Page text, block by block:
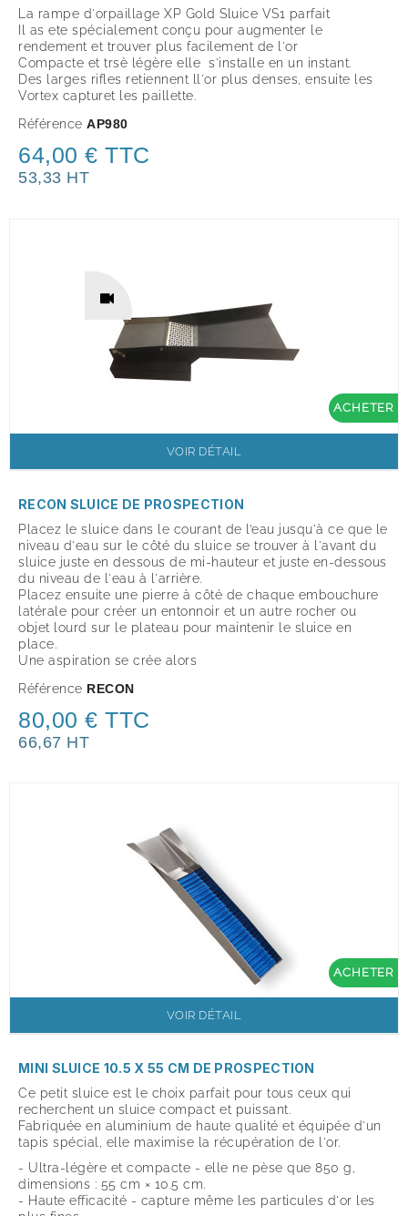
La rampe d'orpaillage XP Gold Sluice VS1 parfait
Il as ete spécialement conçu pour augmenter le
rendement et trouver plus facilement de l'or
Compacte et trsè légère elle s'installe en un instant.
Des larges rifles retiennent ll'or plus denses, ensuite les
Vortex capturet les paillette.
Référence AP980
64,00 € TTC
53,33 HT
ACHETER
VOIR DÉTAIL
RECON SLUICE DE PROSPECTION
Placez le sluice dans le courant de l’eau jusqu'à ce que le
niveau d'eau sur le côté du sluice se trouver à l'avant du
sluice juste en dessous de mi-hauteur et juste en-dessous
du niveau de l'eau à l'arrière.
Placez ensuite une pierre à côté de chaque embouchure
latérale pour créer un entonnoir et un autre rocher ou
objet lourd sur le plateau pour maintenir le sluice en
place.
Une aspiration se crée alors
Référence RECON
80,00 € TTC
66,67 HT
ACHETER
VOIR DÉTAIL
MINI SLUICE 10.5 X 55 CM DE PROSPECTION
Ce petit sluice est le choix parfait pour tous ceux qui
recherchent un sluice compact et puissant.
Fabriquée en aluminium de haute qualité et équipée d'un
tapis spécial, elle maximise la récupération de l'or.
- Ultra-légère et compacte - elle ne pèse que 850 g,
dimensions : 55 cm × 10.5 cm.
- Haute efficacité - capture même les particules d'or les